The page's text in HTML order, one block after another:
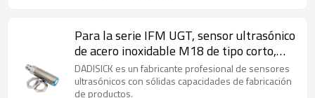
Para la serie IFM UGT, sensor ultrasónico
de acero inoxidable M18 de tipo corto,
distancia de detección de 60 mm a 800
mm
DADISICK es un fabricante profesional de sensores
ultrasónicos con sólidas capacidades de fabricación
de productos.